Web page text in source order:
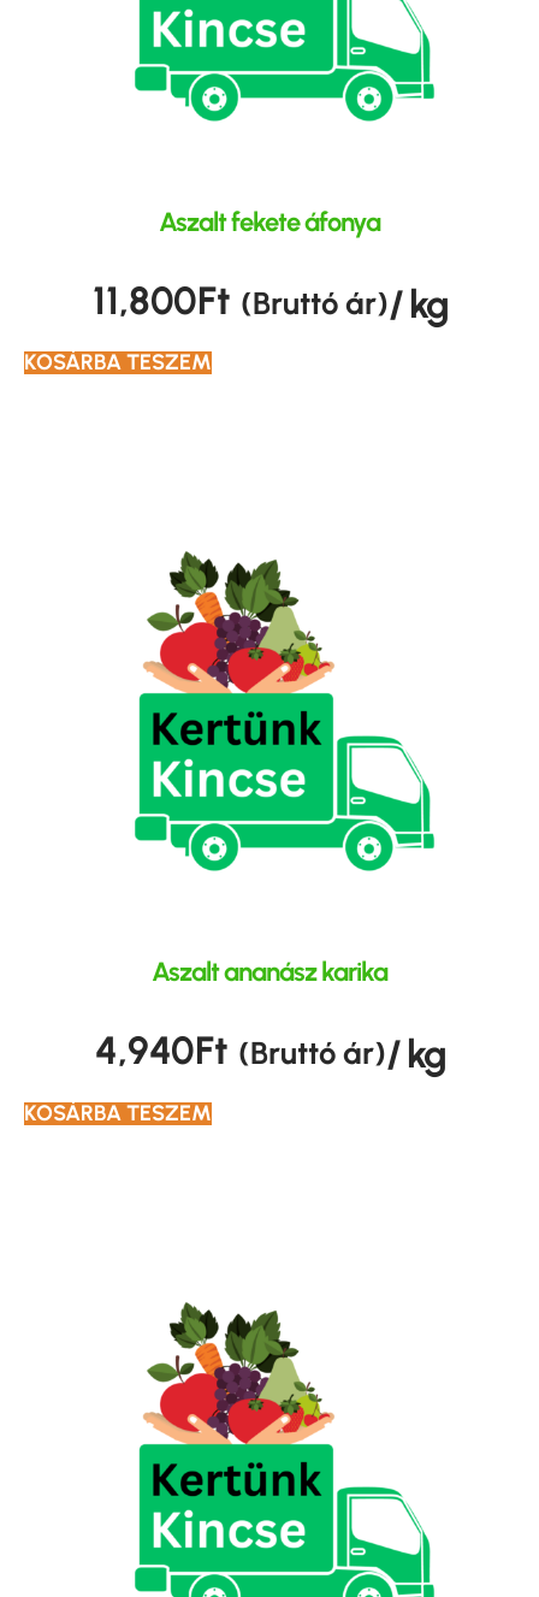
Aszalt fekete áfonya
11,800Ft (Bruttó ár)/ kg
KOSÁRBA TESZEM
Aszalt ananász karika
4,940Ft (Bruttó ár)/ kg
KOSÁRBA TESZEM